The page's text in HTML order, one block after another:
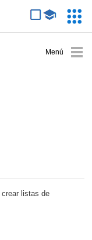
crear listas de